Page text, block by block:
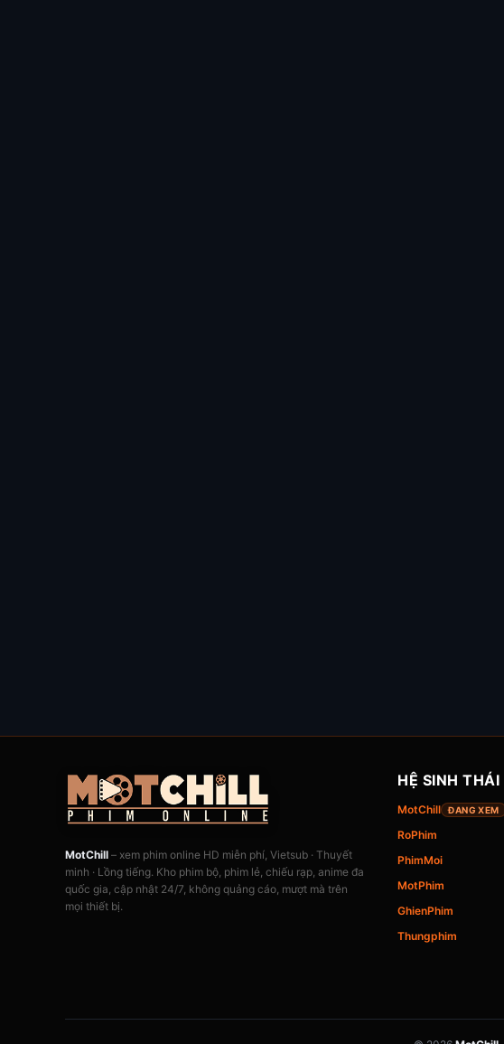
MotChill – xem phim online HD miễn phí, Vietsub · Thuyết
minh · Lồng tiếng. Kho phim bộ, phim lẻ, chiếu rạp, anime đa
quốc gia, cập nhật 24/7, không quảng cáo, mượt mà trên
mọi thiết bị.
HỆ SINH THÁI
MotChill ĐANG XEM
RoPhim
PhimMoi
MotPhim
GhienPhim
Thungphim